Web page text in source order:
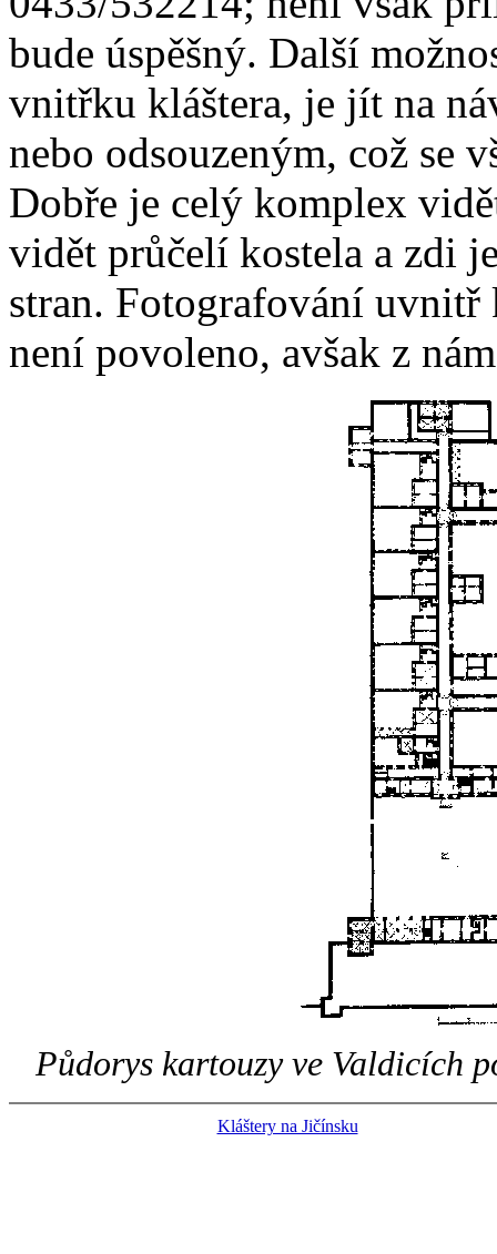
bude úspěšný. Další
vnitřku kláštera, je jít na
nebo odsouzeným, což se
Dobře je celý komplex
vidět průčelí kostela a zdi
stran. Fotografování
není povoleno, avšak z
Půdorys kartouzy ve Valdicích
Kláštery na Jičínsku